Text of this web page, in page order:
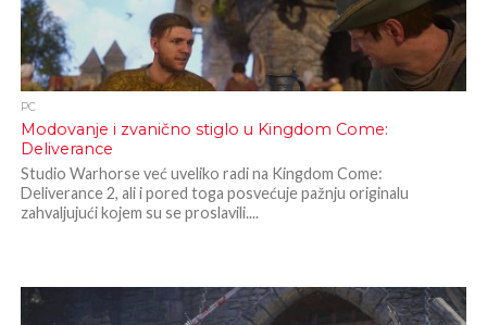
PC
Modovanje i zvanično stiglo u Kingdom Come:
Deliverance
Studio Warhorse već uveliko radi na Kingdom Come:
Deliverance 2, ali i pored toga posvećuje pažnju originalu
zahvaljujući kojem su se proslavili....